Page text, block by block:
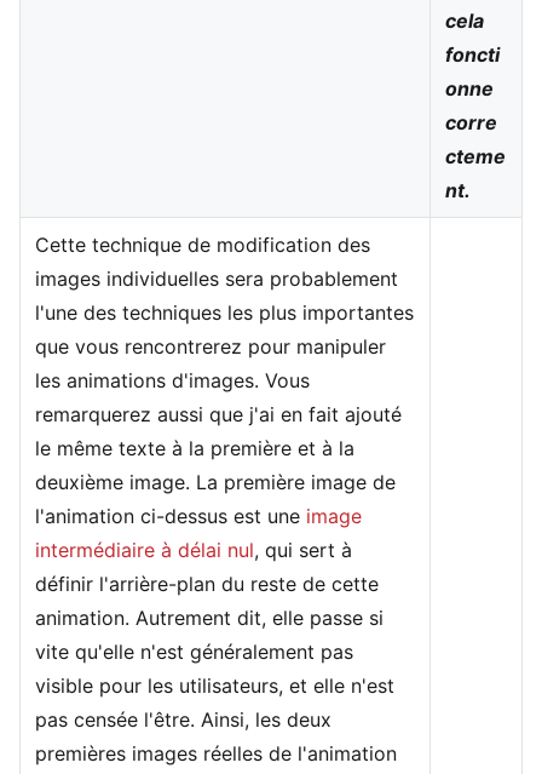
cela
foncti
onne
corre
cteme
nt.
Cette technique de modification des
images individuelles sera probablement
l'une des techniques les plus importantes
que vous rencontrerez pour manipuler
les animations d'images. Vous
remarquerez aussi que j'ai en fait ajouté
le même texte à la première et à la
deuxième image. La première image de
l'animation ci-dessus est une image
intermédiaire à délai nul, qui sert à
définir l'arrière-plan du reste de cette
animation. Autrement dit, elle passe si
vite qu'elle n'est généralement pas
visible pour les utilisateurs, et elle n'est
pas censée l'être. Ainsi, les deux
premières images réelles de l'animation